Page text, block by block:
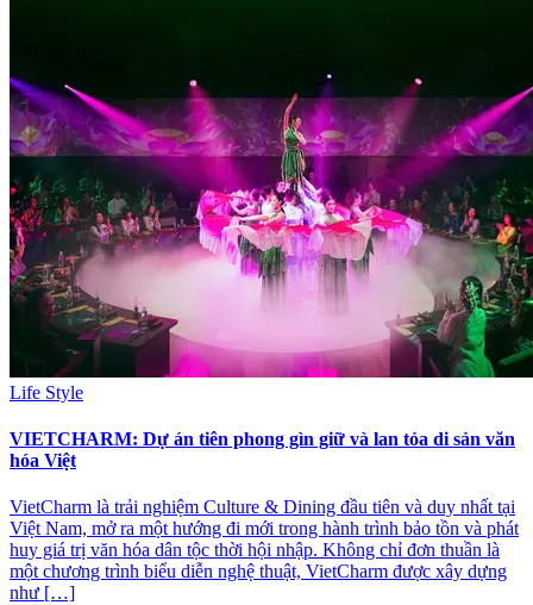
Life Style
VIETCHARM: Dự án tiên phong gìn giữ và lan tỏa di sản văn
hóa Việt
VietCharm là trải nghiệm Culture & Dining đầu tiên và duy nhất tại
Việt Nam, mở ra một hướng đi mới trong hành trình bảo tồn và phát
huy giá trị văn hóa dân tộc thời hội nhập. Không chỉ đơn thuần là
một chương trình biểu diễn nghệ thuật, VietCharm được xây dựng
như […]